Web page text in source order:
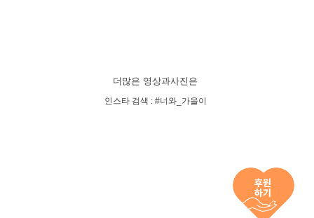
더많은 영상과사진은
인스타 검색 : #너와_가을이